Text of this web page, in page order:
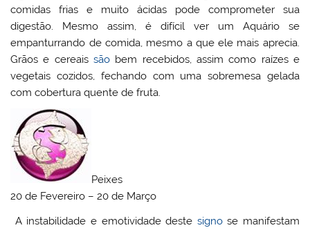
comidas frias e muito ácidas pode comprometer sua
digestão. Mesmo assim, é difícil ver um Aquário se
empanturrando de comida, mesmo a que ele mais aprecia.
Grãos e cereaissão bem recebidos, assim como raízes e
vegetais cozidos, fechando com uma sobremesa gelada
com cobertura quente de fruta.
Peixes
20 de Fevereiro – 20 de Março
A instabilidade e emotividade deste signose manifestam